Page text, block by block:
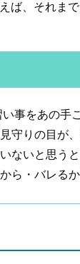
ば、それま
事をあの手
守りの目が
ないと思う
ら・バレる